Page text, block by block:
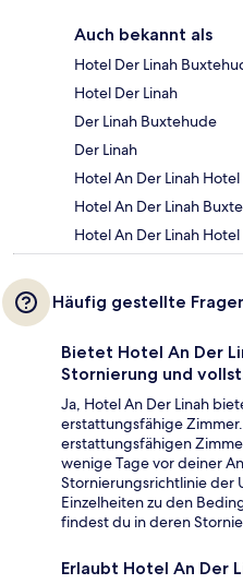
Auch bekannt als
Hotel Der Linah
Hotel Der Linah
Der Linah Buxtehude
Der Linah
Hotel An Der Linah Hotel
Hotel An Der Linah
Hotel An Der Linah
Häufig gestellte
Bietet Hotel An Der
Stornierung und
Ja, Hotel An Der Linah
erstattungsfähige
erstattungsfähigen
wenige Tage vor deiner
Stornierungsrichtlinie der
Einzelheiten zu den
findest du in deren
Erlaubt Hotel An Der